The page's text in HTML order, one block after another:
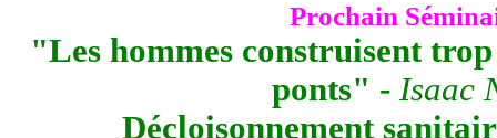
Prochain Sé
"Les hommes construisent trop
ponts" - Isaac
Décloisonnement